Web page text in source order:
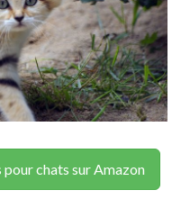
chats sur Amazon